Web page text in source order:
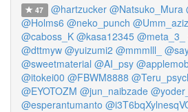
47 @hartzucker @Natsuko_Mura
@Holms6 @neko_punch
@caboss_K @kasa12345 @meta_3_
@dttmyw @yuizumi2 @mmmlll_
@sweetmaterial @AI_psy
@itokei00 @FBWM8888
@EYOTOZM @jun_naibzade
@esperantumanto